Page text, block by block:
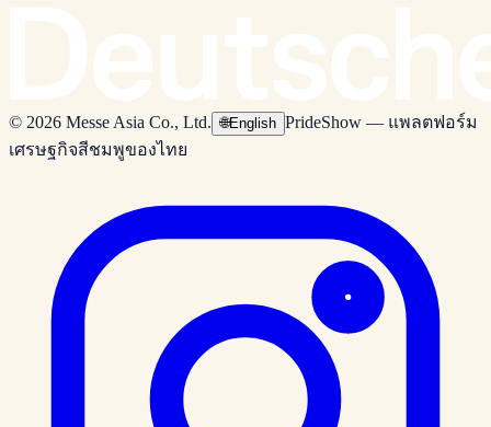
© 2026 Messe Asia Co., Ltd. 🌐English PrideShow — แพลตฟอร์ม
เศรษฐกิจสีชมพูของไทย